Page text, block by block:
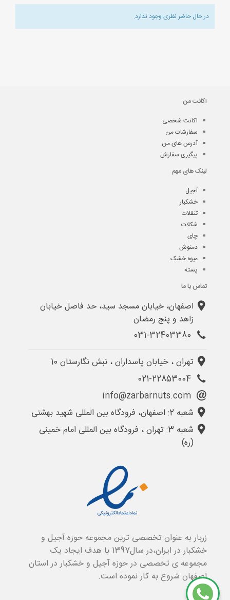
در حال حاضر نظری وجود ندارد.
اکانت من
اکانت شخصی
سفارشات من
آدرس های من
پیگیری سفارش
لینک های مهم
آجیل
خشکبار
تنقلات
شکلات
چای
دمنوش
میوه خشک
پسته
تماس با ما
اصفهان، خیابان مسجد سید، حد فاصل خیابان
زاهد و پنج رمضان
تهران ، خیابان پاسداران ، نبش نگارستان 10
شعبه 2: اصفهان، فرودگاه بین المللی شهید بهشتی
شعبه 3: تهران ، فرودگاه بین المللی امام خمینی
(ره)
زربار به عنوان تخصصی ترین مجموعه حوزه آجیل و
خشکبار در ایران،در سال1397 با هدف ایجاد یک
مجموعه ی تخصصی در حوزه آجیل و خشکبار در استان
اصفهان شروع به کار نموده است.